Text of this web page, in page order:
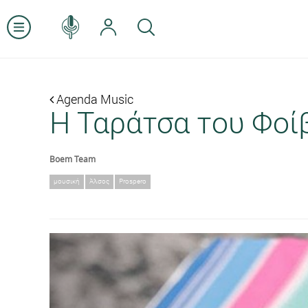
Agenda Music
Η Ταράτσα του
Boem Team
μουσική Άλσος Prospero
Previous